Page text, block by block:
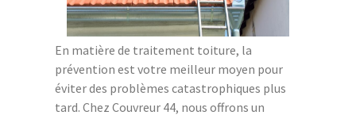
En matière de traitement toiture, la
prévention est votre meilleur moyen pour
éviter des problèmes catastrophiques plus
tard. Chez Couvreur 44, nous offrons un